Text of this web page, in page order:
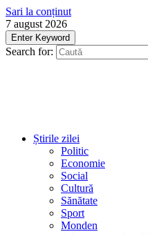
Sari la conținut
7 august 2026
Enter Keyword
Search for:
Știrile zilei
Politic
Economie
Social
Cultură
Sănătate
Sport
Monden